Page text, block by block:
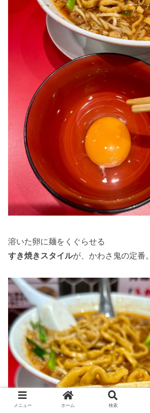
溶いた卵に麺をくぐらせる
すき焼きスタイルが、かわさ鬼の定番。
メニュー ホーム 検索